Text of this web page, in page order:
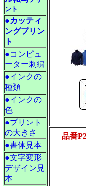
ント
●カッティ
ングプリン
ト
●コンピュ
ーター刺繍
●インクの
種類
●インクの
色
●プリント
の大きさ
●書体見本
●文字変形
デザイン見
本
品番